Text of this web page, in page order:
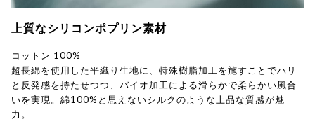
上質なシリコンポプリン素材
コットン 100%
超長綿を使用した平織り生地に、特殊樹脂加工を施すことでハリ
と反発感を持たせつつ、バイオ加工による滑らかで柔らかい風合
いを実現。綿100%と思えないシルクのような上品な質感が魅
力。